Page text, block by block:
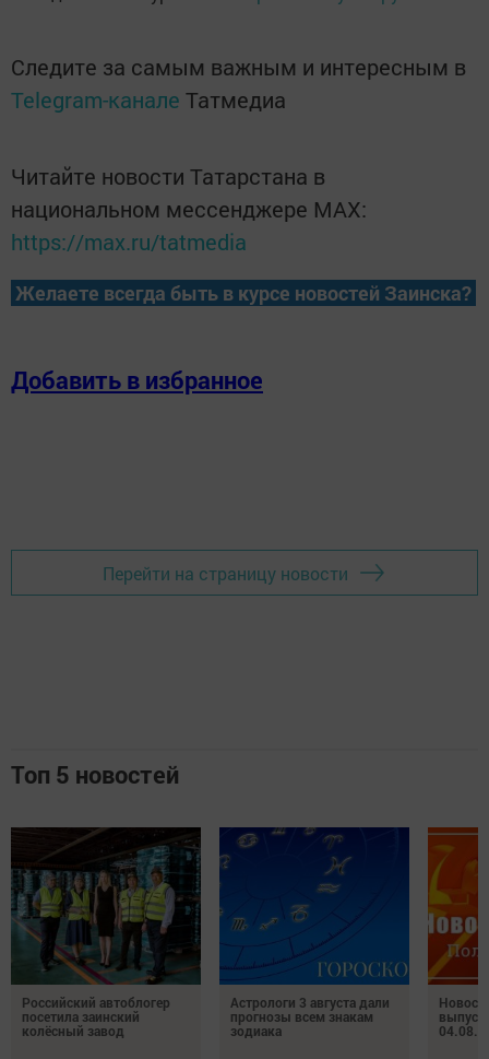
Следите за самым важным и интересным в
Telegram-канале Татмедиа
Читайте новости Татарстана в
национальном мессенджере MАХ:
https://max.ru/tatmedia
Желаете всегда быть в курсе новостей Заинска?
Добавить в избранное
Перейти на страницу новости
Топ 5 новостей
Российский автоблогер
посетила заинский
колёсный завод
Астрологи 3 августа дали
прогнозы всем знакам
зодиака